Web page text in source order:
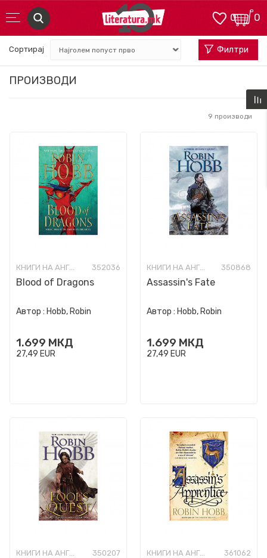
0
0
ПРОИЗВОДИ
Сортирај Филтри
9 производи
КНИГИ НА АНГЛИСКИ ЈАЗИК 352036
Blood of Dragons
Автор : Hobb, Robin
1.699 МКД
27,49 EUR
КНИГИ НА АНГЛИСКИ ЈАЗИК 350868
Assassin's Fate
Автор : Hobb, Robin
1.699 МКД
27,49 EUR
КНИГИ НА АНГЛИСКИ ЈАЗИК 350207 КНИГИ НА АНГЛИСКИ ЈАЗИК 361062